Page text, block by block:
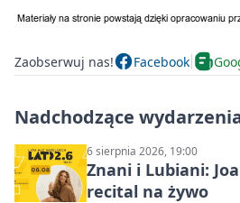
Zaobserwuj nas! Facebook
Nadchodzące
6 sierpnia 2026, 19:00
Znani i Lubiani:
recital na żywo